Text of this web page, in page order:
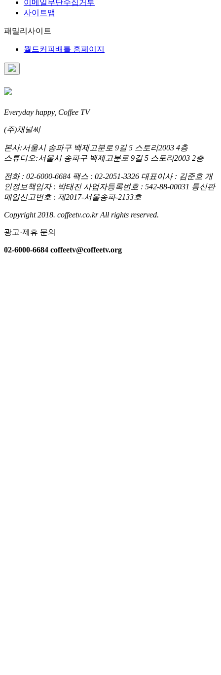
이메일무단수집거부
사이트맵
패밀리사이트
월드커피배틀 홈페이지
Everyday happy, Coffee TV
(주)채널씨
본사:서울시 송파구 백제고분로 9길 5 스토리2003 4층
스튜디오:서울시 송파구 백제고분로 9길 5 스토리2003 2층
전화 : 02-6000-6684 팩스 : 02-2051-3326 대표이사 : 김준호 개
인정보책임자 : 박태진 사업자등록번호 : 542-88-00031 통신판
매업신고번호 : 제2017-서울송파-2133호
Copyright 2018. coffeetv.co.kr All rights reserved.
광고·제휴 문의
02-6000-6684 coffeetv@coffeetv.org